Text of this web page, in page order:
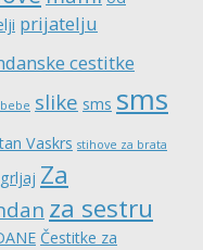
prijatelju
cestitke
slike sms sms
Vaskrs stihove za brata
Za
za sestru
Čestitke za